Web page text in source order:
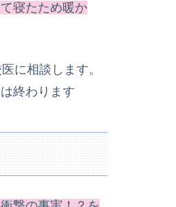
寝たため暖か
に相談します。
終わります